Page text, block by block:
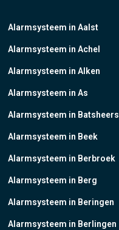
Alarmsysteem in Aalst
Alarmsysteem in Achel
Alarmsysteem in Alken
Alarmsysteem in As
Alarmsysteem in Batsheers
Alarmsysteem in Beek
Alarmsysteem in Berbroek
Alarmsysteem in Berg
Alarmsysteem in Beringen
Alarmsysteem in Berlingen